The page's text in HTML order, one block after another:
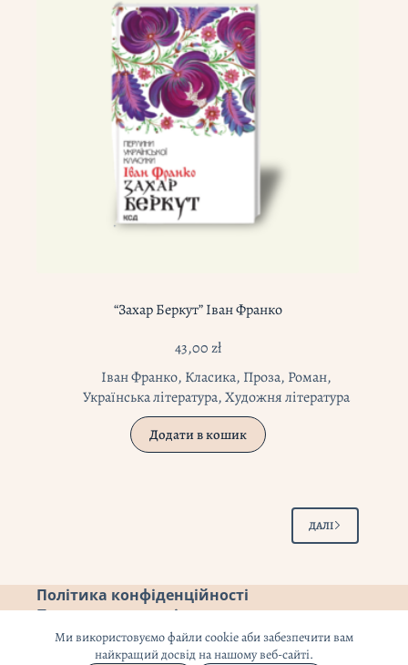
Ми використовуємо файли cookie аби забезпечити вам
найкращий досвід на нашому веб-сайті.
“Захар Беркут” Іван Франко
43,00zł
Іван Франко, Класика, Проза, Роман,
Українська література,Художня література
Додати в кошик
ДАЛІ
Політика конфіденційності
Повернення коштів